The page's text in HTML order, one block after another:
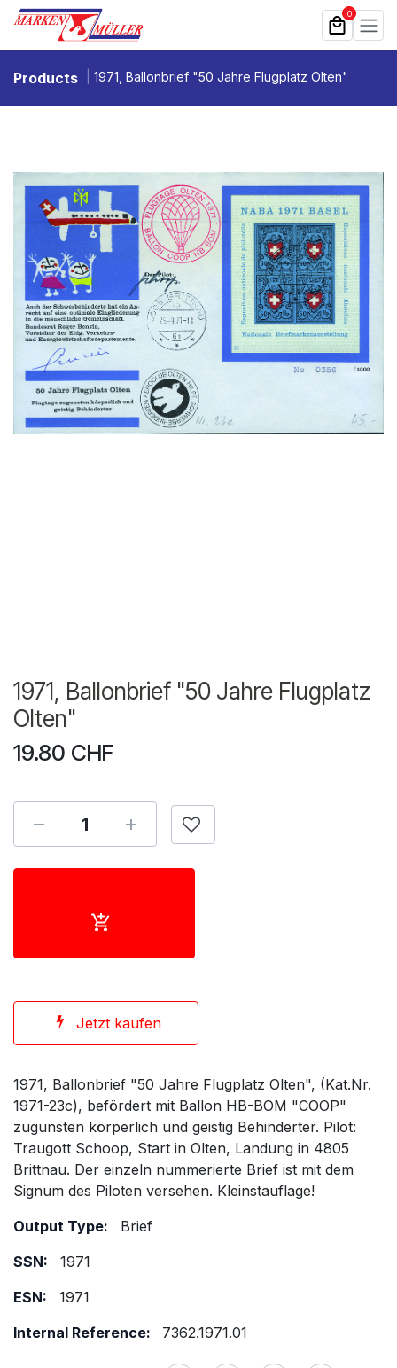
Zum Inhalt springen 0
Products 1971, Ballonbrief "50 Jahre Flugplatz Olten"
1971, Ballonbrief "50 Jahre Flugplatz
Olten"
19.80 CHF
Jetzt kaufen
1971, Ballonbrief "50 Jahre Flugplatz Olten", (Kat.Nr.
1971-23c), befördert mit Ballon HB-BOM "COOP"
zugunsten körperlich und geistig Behinderter. Pilot:
Traugott Schoop, Start in Olten, Landung in 4805
Brittnau. Der einzeln nummerierte Brief ist mit dem
Signum des Piloten versehen. Kleinstauflage!
Output Type:
Brief
SSN:
1971
ESN:
1971
Internal Reference:
7362.1971.01